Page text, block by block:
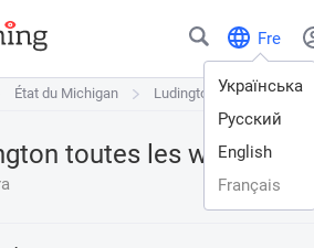
Fre
Українська
Русский
English
Français
État du Michigan Ludington
État du Michigan Ludington
toutes les webcams